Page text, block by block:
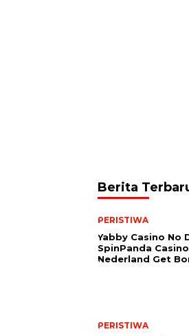
Berita
PERISTIWA
Yabby Casino No
SpinPanda
Nederland Get
PERISTIWA